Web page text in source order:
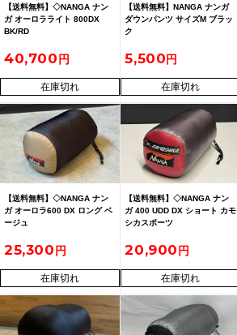
【送料無料】◇NANGA ナン
ガ オーロラライト 800DX
BK/RD
40,700
在庫切れ
【送料無料】NANGA ナンガ
ダウンパンツ サイズM ブラッ
ク
5,500
在庫切れ
【送料無料】◇NANGA ナン
ガ オーロラ600 DX ロング ベ
ージュ
25,300
在庫切れ
【送料無料】◇NANGA ナン
ガ 400 UDD DX ショート カモ
シカスポーツ
20,900
在庫切れ